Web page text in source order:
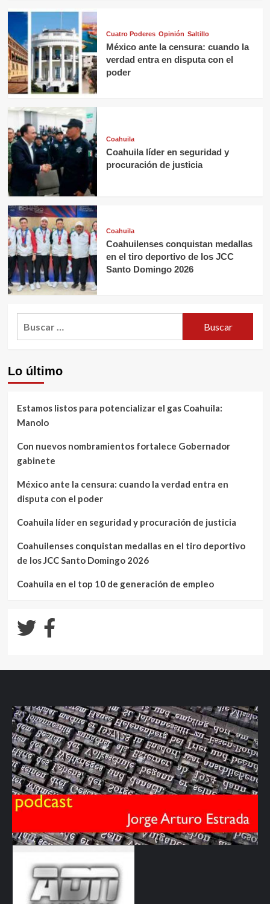
Cuatro Poderes Opinión Saltillo
México ante la censura: cuando la
verdad entra en disputa con el
poder
Coahuila
Coahuila líder en seguridad y
procuración de justicia
Coahuila
Coahuilenses conquistan medallas
en el tiro deportivo de los JCC
Santo Domingo 2026
Lo último
Estamos listos para potencializar el gas Coahuila:
Manolo
Con nuevos nombramientos fortalece Gobernador
gabinete
México ante la censura: cuando la verdad entra en
disputa con el poder
Coahuila líder en seguridad y procuración de justicia
Coahuilenses conquistan medallas en el tiro deportivo
de los JCC Santo Domingo 2026
Coahuila en el top 10 de generación de empleo